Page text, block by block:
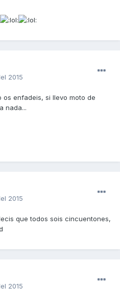
2015
os enfadeis, si llevo moto de
nada...
2015
que todos sois cincuentones,
2015